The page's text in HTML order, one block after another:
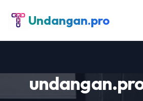
Undangan.pro